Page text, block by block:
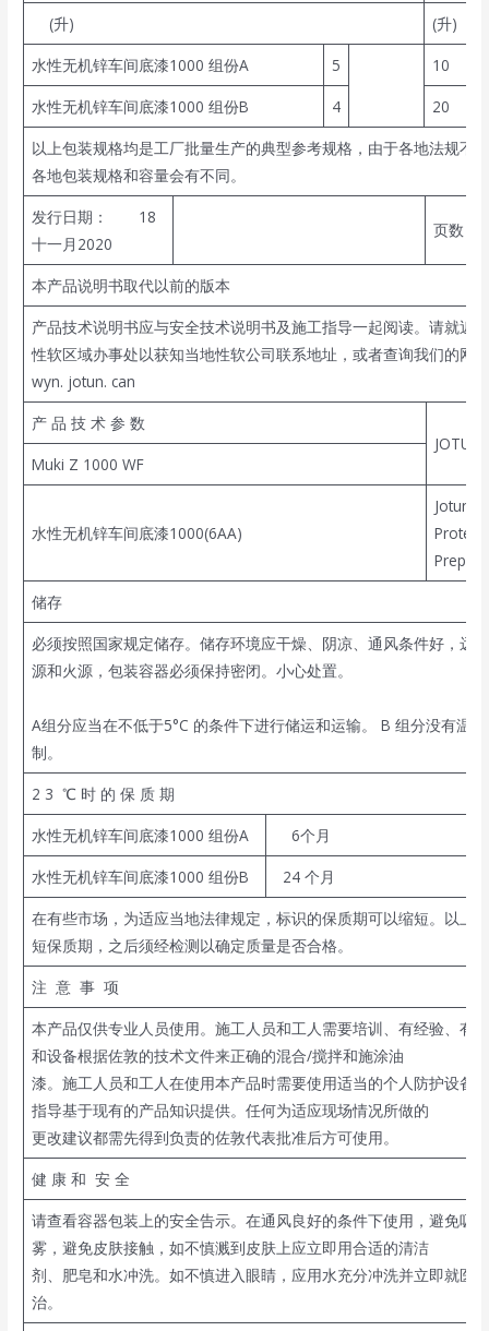
(升)
(升)
水性无机锌车间底漆1000 组份A
5
10
水性无机锌车间底漆1000 组份B
4
20
以上包装规格均是工厂批量生产的典型参考规格，由于各地法规不
各地包装规格和容量会有不同。
发行日期： 18
十一月2020
页数：
本产品说明书取代以前的版本
产品技术说明书应与安全技术说明书及施工指导一起阅读。请就近
性软区域办事处以获知当地性软公司联系地址，或者查询我们的网
wyn. jotun. can
产 品 技 术 参 数
JOTUN
Muki Z 1000 WF
水性无机锌车间底漆1000(6AA)
Jotun
Protects
储存
必须按照国家规定储存。储存环境应干燥、阴凉、通风条件好，远
源和火源，包装容器必须保持密闭。小心处置。
A组分应当在不低于5°C 的条件下进行储运和运输。 B 组分没有温
制。
2 3 ℃ 时 的 保 质 期
水性无机锌车间底漆1000 组份A
6个月
水性无机锌车间底漆1000 组份B
24 个月
在有些市场，为适应当地法律规定，标识的保质期可以缩短。以上
短保质期，之后须经检测以确定质量是否合格。
注 意 事 项
本产品仅供专业人员使用。施工人员和工人需要培训、有经验、有
和设备根据佐敦的技术文件来正确的混合/搅拌和施涂油
漆。施工人员和工人在使用本产品时需要使用适当的个人防护设备
指导基于现有的产品知识提供。任何为适应现场情况所做的
更改建议都需先得到负责的佐敦代表批准后方可使用。
健 康 和 安 全
请查看容器包装上的安全告示。在通风良好的条件下使用，避免吸
雾，避免皮肤接触，如不慎溅到皮肤上应立即用合适的清洁
剂、肥皂和水冲洗。如不慎进入眼睛，应用水充分冲洗并立即就医诊
治。